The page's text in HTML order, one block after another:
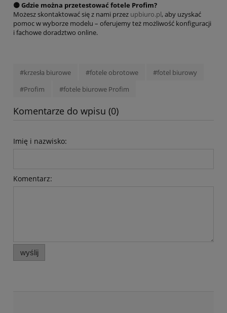
🟡 Gdzie można przetestować fotele Profim?
Możesz skontaktować się z nami przez upbiuro.pl, aby uzyskać
pomoc w wyborze modelu – oferujemy też możliwość konfiguracji
i fachowe doradztwo online.
#krzesła biurowe #fotele obrotowe
#fotel biurowy
#Profim
#fotele biurowe Profim
Komentarze do wpisu (0)
Imię i nazwisko:
Komentarz:
wyślij